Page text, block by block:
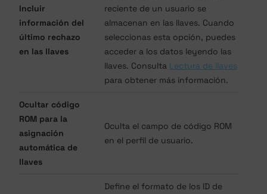
Incluir
información del
último rechazo
en las llaves
reciente de un usuario se
almacenan en las llaves. Cuando
seleccionas esta opción, puedes
acceder a los datos leyendo las
llaves. Consulta Lectura de llaves
para obtener más información.
Ocultar código
ROM para la
asignación
automática de
llaves
Oculta el campo de código ROM
en el perfil de usuario.
Define el formato de los ID de